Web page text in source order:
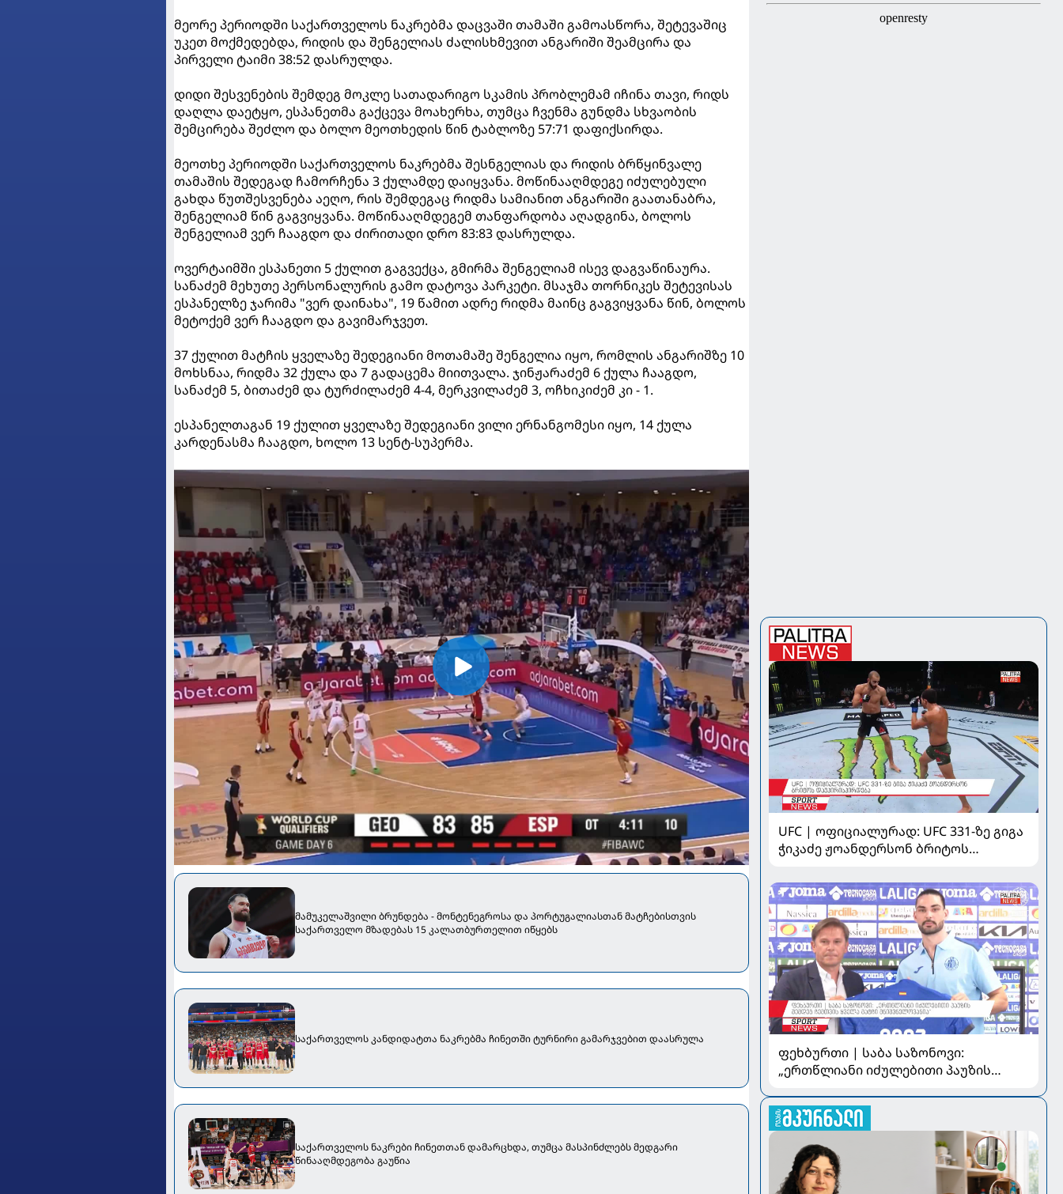
მეორე პერიოდში საქართველოს ნაკრებმა დაცვაში თამაში გამოასწორა, შეტევაშიც
უკეთ მოქმედებდა, რიდის და შენგელიას ძალისხმევით ანგარიში შეამცირა და
პირველი ტაიმი 38:52 დასრულდა.
დიდი შესვენების შემდეგ მოკლე სათადარიგო სკამის პრობლემამ იჩინა თავი, რიდს
დაღლა დაეტყო, ესპანეთმა გაქცევა მოახერხა, თუმცა ჩვენმა გუნდმა სხვაობის
შემცირება შეძლო და ბოლო მეოთხედის წინ ტაბლოზე 57:71 დაფიქსირდა.
მეოთხე პერიოდში საქართველოს ნაკრებმა შესნგელიას და რიდის ბრწყინვალე
თამაშის შედეგად ჩამორჩენა 3 ქულამდე დაიყვანა. მოწინააღმდეგე იძულებული
გახდა წუთშესვენება აეღო, რის შემდეგაც რიდმა სამიანით ანგარიში გაათანაბრა,
შენგელიამ წინ გაგვიყვანა. მოწინააღმდეგემ თანფარდობა აღადგინა, ბოლოს
შენგელიამ ვერ ჩააგდო და ძირითადი დრო 83:83 დასრულდა.
ოვერტაიმში ესპანეთი 5 ქულით გაგვექცა, გმირმა შენგელიამ ისევ დაგვაწინაურა.
სანაძემ მეხუთე პერსონალურის გამო დატოვა პარკეტი. მსაჯმა თორნიკეს შეტევისას
ესპანელზე ჯარიმა "ვერ დაინახა", 19 წამით ადრე რიდმა მაინც გაგვიყვანა წინ, ბოლოს
მეტოქემ ვერ ჩააგდო და გავიმარჯვეთ.
37 ქულით მატჩის ყველაზე შედეგიანი მოთამაშე შენგელია იყო, რომლის ანგარიშზე 10
მოხსნაა, რიდმა 32 ქულა და 7 გადაცემა მიითვალა. ჯინჟარაძემ 6 ქულა ჩააგდო,
სანაძემ 5, ბითაძემ და ტურძილაძემ 4-4, მერკვილაძემ 3, ოჩხიკიძემ კი - 1.
ესპანელთაგან 19 ქულით ყველაზე შედეგიანი ვილი ერნანგომესი იყო, 14 ქულა
კარდენასმა ჩააგდო, ხოლო 13 სენტ-სუპერმა.
მამუკელაშვილი ბრუნდება - მონტენეგროსა და პორტუგალიასთან მატჩებისთვის
საქართველო მზადებას 15 კალათბურთელით იწყებს
საქართველოს კანდიდატთა ნაკრებმა ჩინეთში ტურნირი გამარჯვებით დაასრულა
საქართველოს ნაკრები ჩინეთთან დამარცხდა, თუმცა მასპინძლებს მედგარი
წინააღმდეგობა გაუწია
UFC | ოფიციალურად: UFC 331-ზე გიგა
ჭიკაძე ჟოანდერსონ ბრიტოს
ფეხბურთი | საბა საზონოვი:
„ერთწლიანი იძულებითი პაუზის
მნიშვნელოვანია“